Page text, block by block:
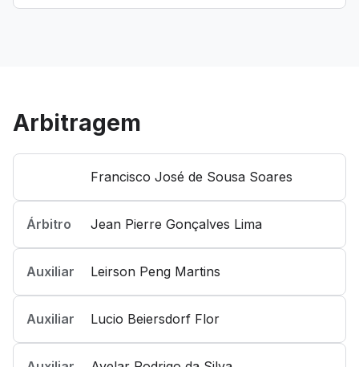
Arbitragem
Francisco José de Sousa Soares
Árbitro Jean Pierre Gonçalves Lima
Auxiliar Leirson Peng Martins
Auxiliar Lucio Beiersdorf Flor